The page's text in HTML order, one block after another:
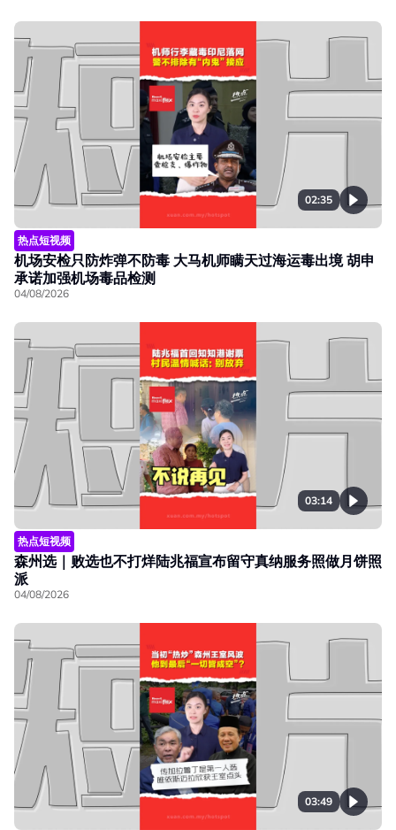
02:35
热点短视频
机场安检只防炸弹不防毒 大马机师瞒天过海运毒出境 胡申
承诺加强机场毒品检测
04/08/2026
03:14
热点短视频
森州选｜败选也不打烊陆兆福宣布留守真纳服务照做月饼照
派
04/08/2026
03:49